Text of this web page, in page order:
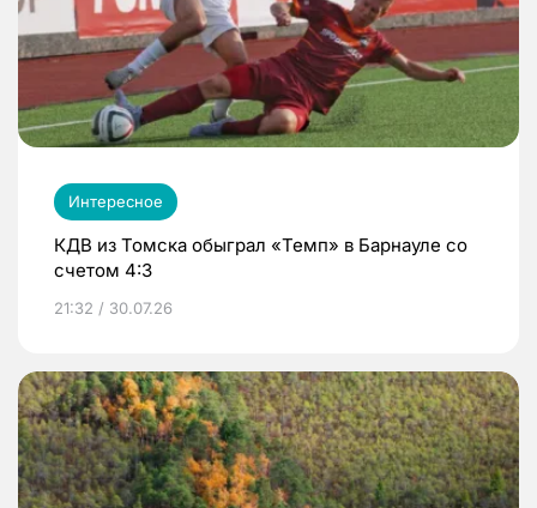
Интересное
КДВ из Томска обыграл «Темп» в Барнауле со
счетом 4:3
21:32 / 30.07.26